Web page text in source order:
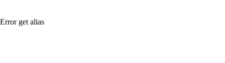
Error get alias